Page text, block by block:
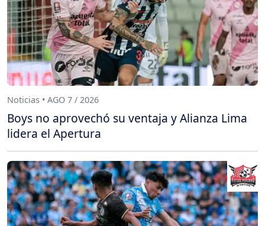
Noticias • AGO 7 / 2026
Boys no aprovechó su ventaja y Alianza Lima
lidera el Apertura